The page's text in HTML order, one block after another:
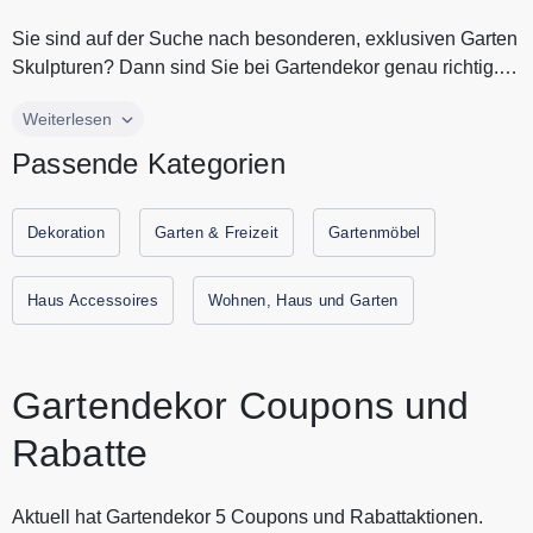
Sie sind auf der Suche nach besonderen, exklusiven Garten
Skulpturen? Dann sind Sie bei Gartendekor genau richtig.
Sie sind auf der Suche nach besonderen, exklusiven Garten
Gartendekor hat für Sie die schönsten Gartenfiguren aus
Ihren Garten mit Skulpturen von Gartendekor. Kreieren Sie
für sich eine Entspannungsoase in Ihrem Garten mit
Kunstobjekten die Sie vom Alltag ablenken. Alle aktuellen
Gutscheine und Rabatte von Gartendekor finden Sie immer
Weiterlesen
Passende Kategorien
Dekoration Garten & Freizeit Gartenmöbel
Haus Accessoires Wohnen, Haus und Garten
Gartendekor Coupons und
Rabatte
Aktuell hat Gartendekor 5 Coupons und Rabattaktionen.